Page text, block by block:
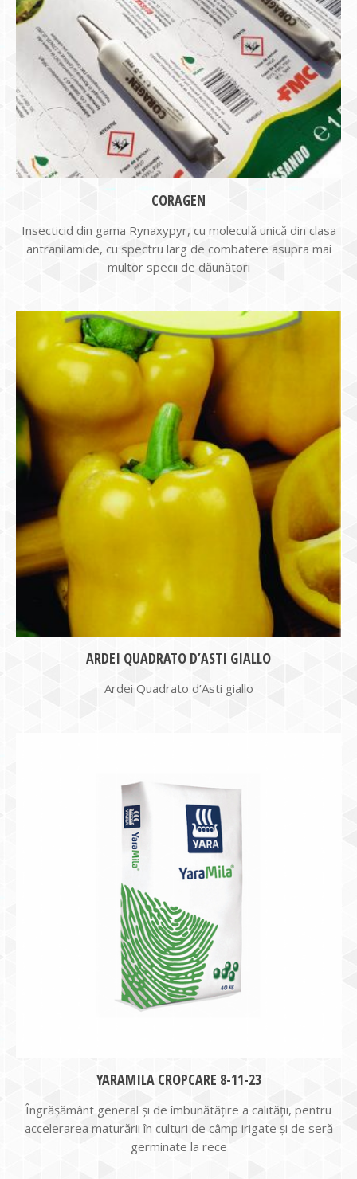
CORAGEN
Insecticid din gama Rynaxypyr, cu moleculă unică din clasa
antranilamide, cu spectru larg de combatere asupra mai
multor specii de dăunători
ARDEI QUADRATO D’ASTI GIALLO
Ardei Quadrato d’Asti giallo
YARAMILA CROPCARE 8-11-23
Îngrășământ general și de îmbunătățire a calității, pentru
accelerarea maturării în culturi de câmp irigate și de seră
germinate la rece